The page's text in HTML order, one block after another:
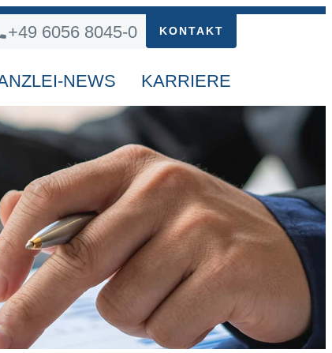
+49 6056 8045-0 KONTAKT
NEWS KARRIERE